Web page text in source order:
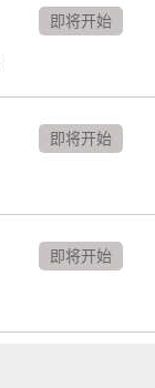
即将开始
即将开始
即将开始